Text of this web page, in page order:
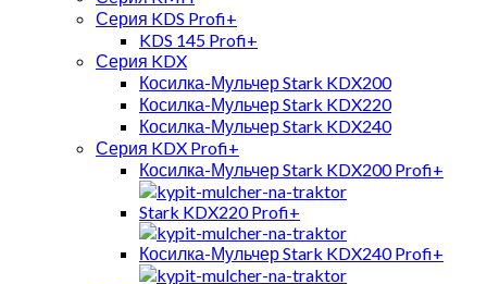
Серия KDS Profi+
KDS 145 Profi+
Серия KDX
Косилка-Мульчер Stark KDX200
Косилка-Мульчер Stark KDX220
Косилка-Мульчер Stark KDX240
Серия KDX Profi+
Косилка-Мульчер Stark KDX200 Profi+
Stark KDX220 Profi+
Косилка-Мульчер Stark KDX240 Profi+